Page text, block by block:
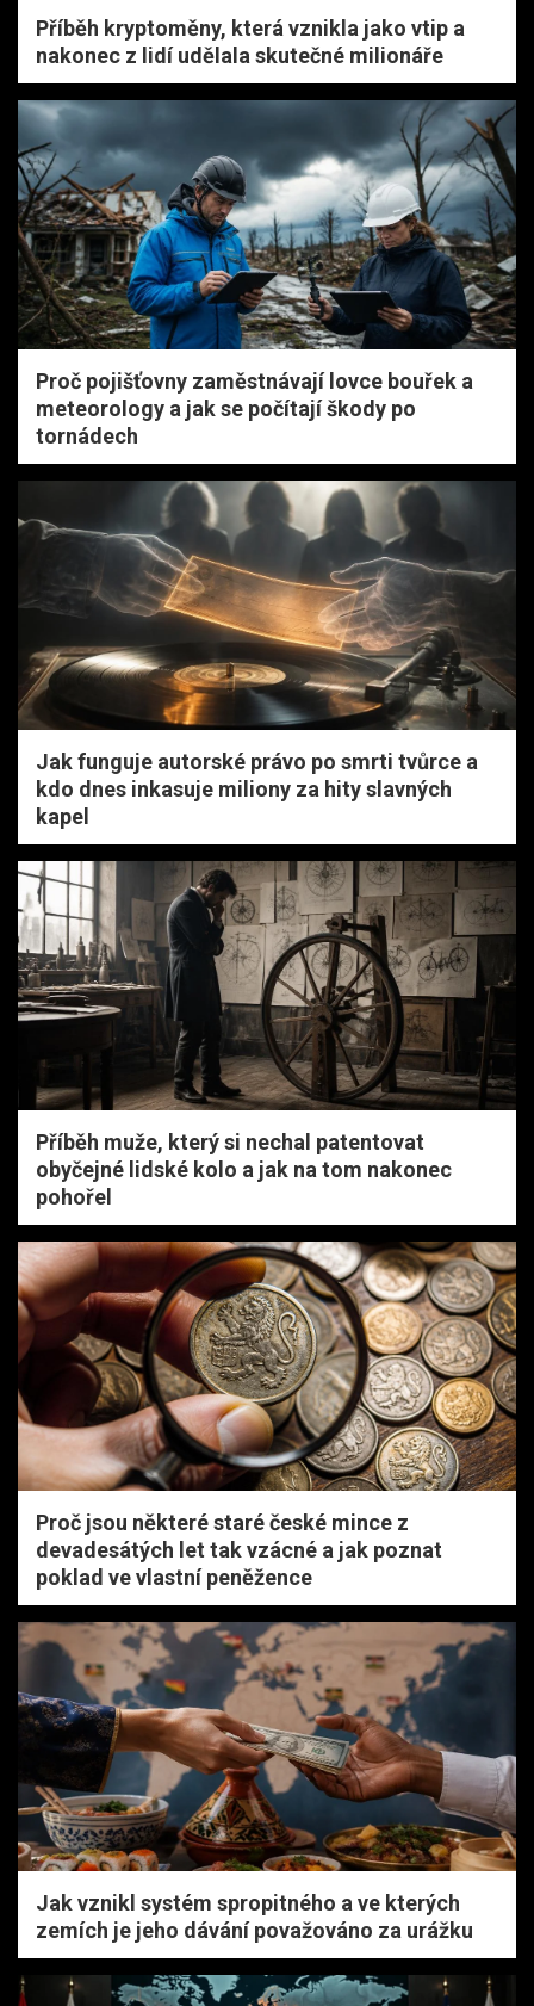
Příběh kryptoměny, která vznikla jako vtip a
nakonec z lidí udělala skutečné milionáře
Proč pojišťovny zaměstnávají lovce bouřek a
meteorology a jak se počítají škody po
tornádech
Jak funguje autorské právo po smrti tvůrce a
kdo dnes inkasuje miliony za hity slavných
kapel
Příběh muže, který si nechal patentovat
obyčejné lidské kolo a jak na tom nakonec
pohořel
Proč jsou některé staré české mince z
devadesátých let tak vzácné a jak poznat
poklad ve vlastní peněžence
Jak vznikl systém spropitného a ve kterých
zemích je jeho dávání považováno za urážku